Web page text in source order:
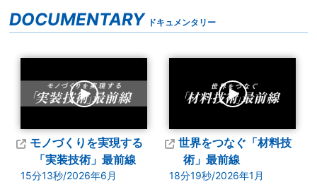
DOCUMENTARY ドキュメンタリー
モノづくりを実現する
「実装技術」最前線
15分13秒/2026年6月
世界をつなぐ 「材料技
術」最前線
18分19秒/2026年1月